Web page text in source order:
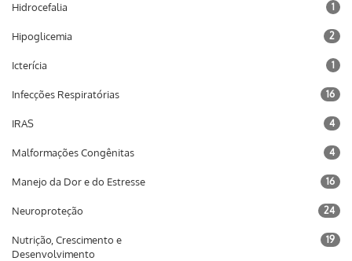
Hidrocefalia 1
Hipoglicemia 2
Icterícia 1
Infecções Respiratórias 16
IRAS 4
Malformações Congênitas 4
Manejo da Dor e do Estresse 16
Neuroproteção 24
Nutrição, Crescimento e
Desenvolvimento
19